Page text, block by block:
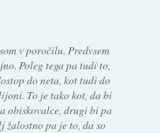
v poročilu. Predvsem
Poleg tega pa tudi to,
do neta, kot tudi do
To je tako kot, da bi
obiskovalce, drugi bi pa
žalostno pa je to, da so